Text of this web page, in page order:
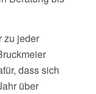
zu jeder
dass sich
über